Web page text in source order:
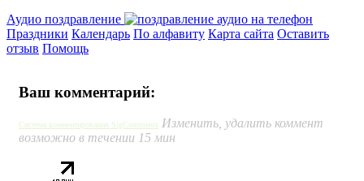
Аудио поздравление
Праздники Календарь По алфавиту Карта сайта Оставить
отзыв Помощь
Ваш комментарий:
Система комментирования SigComments Изменить, удалить коммент
возможно в течении 15 мин